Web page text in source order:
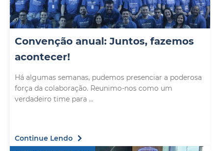
Convenção anual: Juntos, fazemos
acontecer!
Há algumas semanas, pudemos presenciar a poderosa
força da colaboração. Reunimo-nos como um
verdadeiro time para ...
Continue Lendo